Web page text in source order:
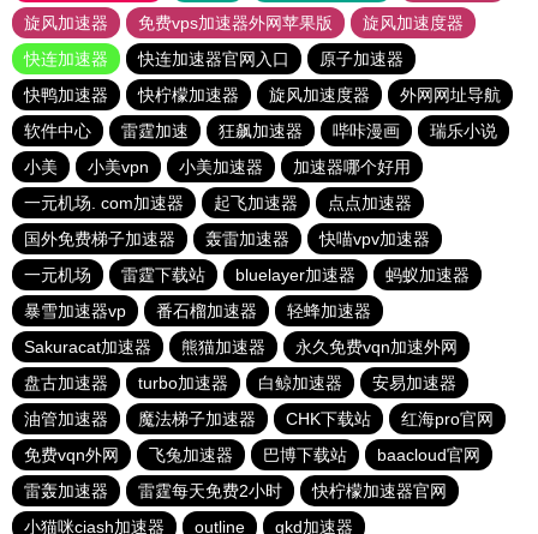
旋风加速器
免费vps加速器外网苹果版
旋风加速度器
快连加速器
快连加速器官网入口
原子加速器
快鸭加速器
快柠檬加速器 旋风加速度器
外网网址导航
软件中心
雷霆加速 狂飙加速器 哔咔漫画
瑞乐小说
小美
小美vpn 小美加速器
加速器哪个好用
一元机场. com加速器
起飞加速器
点点加速器
国外免费梯子加速器
轰雷加速器
快喵vpv加速器
一元机场
雷霆下载站 bluelayer加速器
蚂蚁加速器
暴雪加速器vp
番石榴加速器
轻蜂加速器
Sakuracat加速器
熊猫加速器
永久免费vqn加速外网
盘古加速器
turbo加速器 白鲸加速器
安易加速器
油管加速器
魔法梯子加速器 CHK下载站
红海pro官网
免费vqn外网
飞兔加速器 巴博下载站
baacloud官网
雷轰加速器
雷霆每天免费2小时
快柠檬加速器官网
小猫咪ciash加速器
outline gkd加速器